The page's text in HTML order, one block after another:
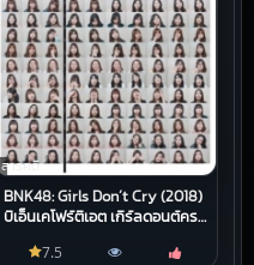
สารคดี
BNK48: Girls Don’t Cry (2018)
บีเอ็นเคโฟร์ตีเอต เกิร์ลดอนต์ครา
7.5